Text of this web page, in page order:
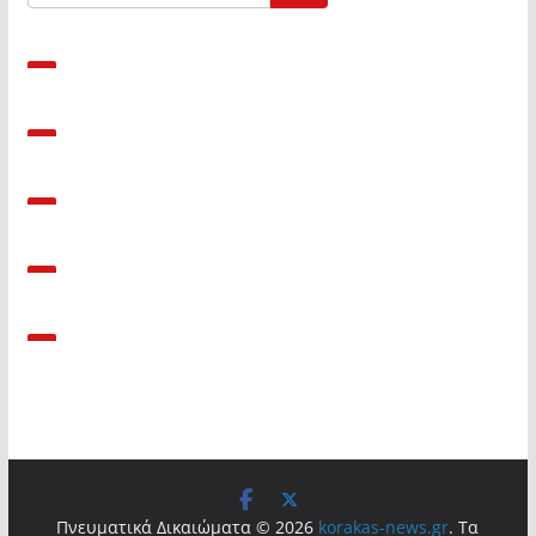
Πνευματικά Δικαιώματα © 2026 korakas-news.gr. Τα